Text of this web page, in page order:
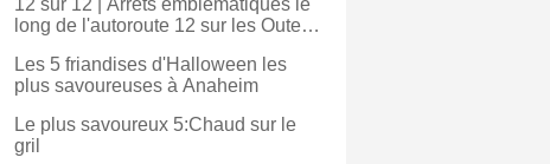
12 sur 12 | Arrêts emblématiques le
long de l'autoroute 12 sur les Outer
Les 5 friandises d'Halloween les
plus savoureuses à Anaheim
Le plus savoureux 5:Chaud sur le
gril